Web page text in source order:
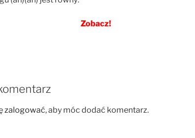
Zobacz!
zalogować, aby móc dodać komentarz.